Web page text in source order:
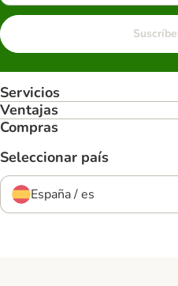
Servicios
Ventajas
Compras
Seleccionar país
España / es